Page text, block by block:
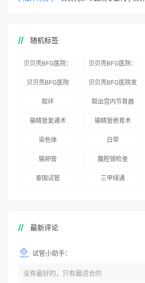
随机标签
贝贝壳BFG医院：
务
贝贝壳BFG医院：
术”和“法律支持”
贝贝壳BFG医院
贝贝壳BFG医院发
国版）》
取环 取出宫内节育器
输精管复通术 输精管绝育术
染色体 白带
输卵管 腹腔镜检查
泰国试管 三甲绿通
最新评论
试管小助手：
没有最好的，只有最适合的